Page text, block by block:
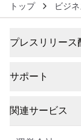
トップ ビジ
プレスリリース
サポート
関連サービス